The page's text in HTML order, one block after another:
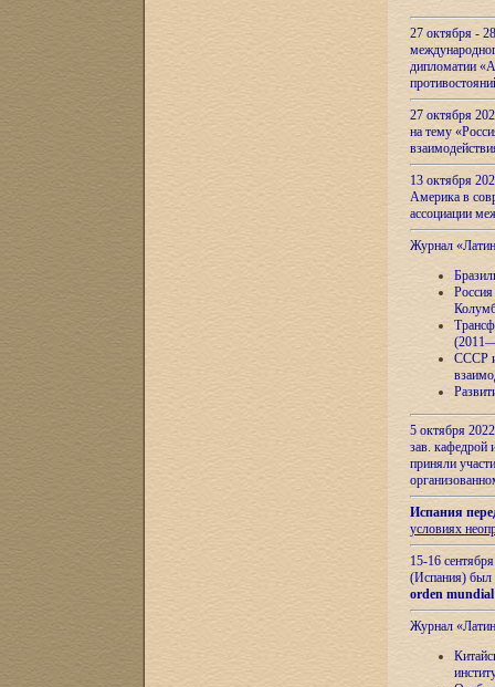
27 октября -
дипломатии
27 октября
на тему
13 октября
Америка в
ассоциации
Журнал
СССР и
5 октября
зав.
приняли
Испания
условиях
15-16
(Испания) был
orden
Журнал